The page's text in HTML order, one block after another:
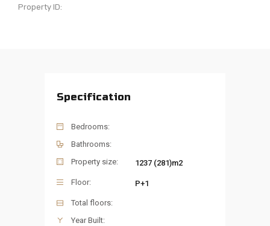
Property ID:
Specification
Bedrooms:
Bathrooms:
Property size:
1237 (281)m2
Floor: P+1
Total floors:
Year Built: